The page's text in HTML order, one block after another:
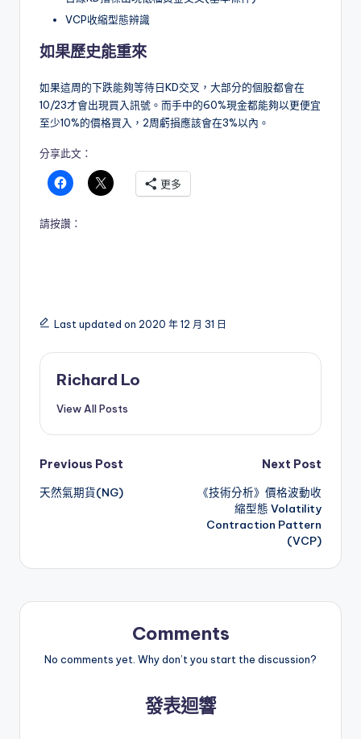
VCP收縮型態辨識
如果歷史能重來
如果這周的下跌能夠等待日KD交叉，大部分的個股都會在
10/23才會出現買入訊號。而手中的60%現金都能夠以更便宜
至少10%的價格買入，2周虧損應該會在3%以內。
分享此文：
更多
請按讚：
Last updated on 2020 年 12 月 31 日
Richard Lo
View All Posts
Post
navigation
Previous Post
天然氣期貨(NG)
Next Post
《技術分析》價格波動收
縮型態 Volatility
Contraction Pattern
(VCP)
Comments
No comments yet. Why don’t you start the discussion?
發表迴響